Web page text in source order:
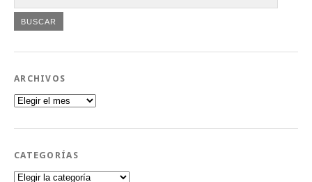
ARCHIVOS
Archivos
CATEGORÍAS
Categorías